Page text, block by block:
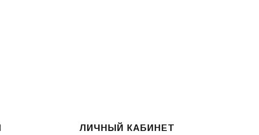
ЛИЧНЫЙ КАБИНЕТ